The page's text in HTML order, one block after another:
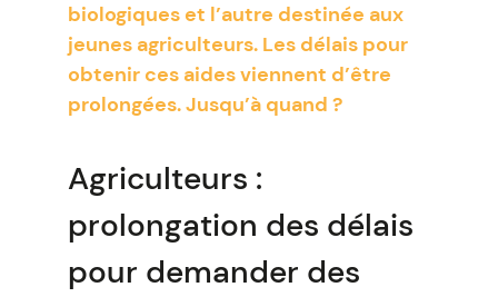
biologiques et l’autre destinée aux
jeunes agriculteurs. Les délais pour
obtenir ces aides viennent d’être
prolongées. Jusqu’à quand ?
Agriculteurs :
prolongation des délais
pour demander des